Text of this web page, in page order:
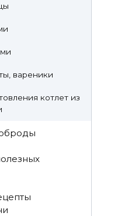
вареники
котлет из